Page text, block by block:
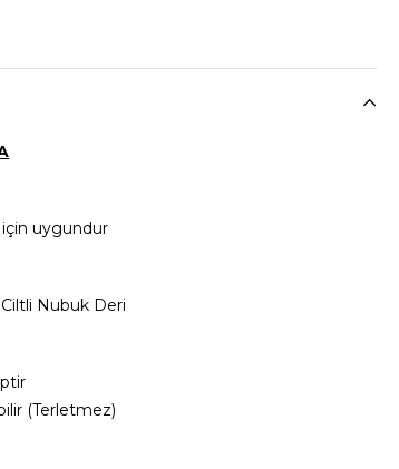
uygundur
Nubuk Deri
(Terletmez)